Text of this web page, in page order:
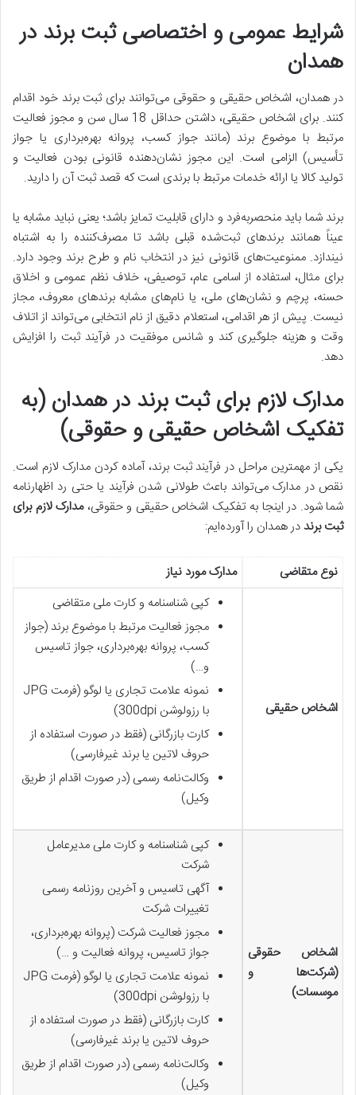
شرایط عمومی و اختصاصی ثبت برند در
همدان
در همدان، اشخاص حقیقی و حقوقی می‌توانند برای ثبت برند خود اقدام
کنند. برای اشخاص حقیقی، داشتن حداقل 18 سال سن و مجوز فعالیت
مرتبط با موضوع برند (مانند جواز کسب، پروانه بهره‌برداری یا جواز
تأسیس) الزامی است. این مجوز نشان‌دهنده قانونی بودن فعالیت و
تولید کالا یا ارائه خدمات مرتبط با برندی است که قصد ثبت آن را دارید.
برند شما باید منحصربه‌فرد و دارای قابلیت تمایز باشد؛ یعنی نباید مشابه یا
عیناً همانند برندهای ثبت‌شده قبلی باشد تا مصرف‌کننده را به اشتباه
نیندازد. ممنوعیت‌های قانونی نیز در انتخاب نام و طرح برند وجود دارد.
برای مثال، استفاده از اسامی عام، توصیفی، خلاف نظم عمومی و اخلاق
حسنه، پرچم و نشان‌های ملی، یا نام‌های مشابه برندهای معروف، مجاز
نیست. پیش از هر اقدامی، استعلام دقیق از نام انتخابی می‌تواند از اتلاف
وقت و هزینه جلوگیری کند و شانس موفقیت در فرآیند ثبت را افزایش
دهد.
مدارک لازم برای ثبت برند در همدان (به
تفکیک اشخاص حقیقی و حقوقی)
یکی از مهمترین مراحل در فرآیند ثبت برند، آماده کردن مدارک لازم است.
نقص در مدارک می‌تواند باعث طولانی شدن فرآیند یا حتی رد اظهارنامه
شما شود. در اینجا به تفکیک اشخاص حقیقی و حقوقی،مدارک لازم برای
ثبت برنددر همدان را آورده‌ایم:
نوع متقاضی مدارک مورد نیاز
اشخاص حقیقی
کپی شناسنامه و کارت ملی متقاضی
مجوز فعالیت مرتبط با موضوع برند (جواز
کسب، پروانه بهره‌برداری، جواز تاسیس
و…)
نمونه علامت تجاری یا لوگو (فرمت
با رزولوشن 300 dpi)
کارت بازرگانی (فقط در صورت استفاده از
حروف لاتین یا برند غیرفارسی)
وکالت‌نامه رسمی (در صورت اقدام از طریق
وکیل)
اشخاص حقوقی
(شرکت‌ها و
موسسات)
کپی شناسنامه و کارت ملی مدیرعامل
شرکت
آگهی تاسیس و آخرین روزنامه رسمی
تغییرات شرکت
مجوز فعالیت شرکت (پروانه بهره‌برداری،
جواز تاسیس، پروانه فعالیت و …
)
نمونه علامت تجاری یا لوگو (فرمت
با رزولوشن 300 dpi)
کارت بازرگانی (فقط در صورت استفاده از
حروف لاتین یا برند غیرفارسی)
وکالت‌نامه رسمی (در صورت اقدام از طریق
وکیل)